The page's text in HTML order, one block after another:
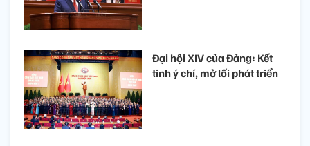
Đại hội XIV của Đảng: Kết
tinh ý chí, mở lối phát triển